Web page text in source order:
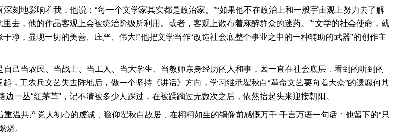
刻地影响着我，他说：“每一个文学家其实都是政治家。”“如果他不在政治上和一般宇宙观上努力去了解
去，他的作品客观上会被统治阶级所利用。或者，客观上散布着麻醉群众的迷药。”“文学的社会使命，就
净，显现一切的美善、庄严、伟大!”他把文学当作“改造社会底整个事业之中的一种辅助的武器”的创作主
当农民、当战士、当工人、当大学生、当教师亲身经历的人和事，因一直在社会底层，看到的听到的
，工农兵文艺失去阵地后，做一个坚持《讲话》方向，学习继承瞿秋白“革命文艺要向着大众”的遗愿何其
一丛“红茅草”，记不清被多少人踩过，在被蹂躏过无数次之后，依然抬起头来迎接朝阳。
共产党人初心的虔诚，瞻仰瞿秋白故居，在栩栩如生的铜像前感慨万千!千言万语一句话：他留下的“只
烧。